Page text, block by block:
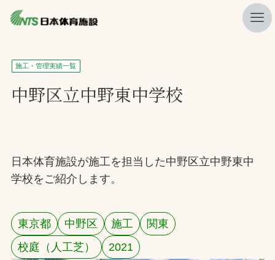
私たちの強み
ニュース
製品・サービス一覧
施工・管理実績一覧
採用情報
施工・管理実績一覧
中野区立中野東中学校
日本体育施設が施工を担当した中野区立中野東中
学校をご紹介します。
東京都 中野区 施工
関東
校庭（人工芝）
2021